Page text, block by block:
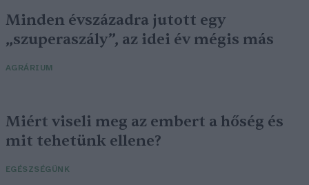
Minden évszázadra jutott egy
„szuperaszály”, az idei év mégis más
AGRÁRIUM
Miért viseli meg az embert a hőség és
mit tehetünk ellene?
EGÉSZSÉGÜNK